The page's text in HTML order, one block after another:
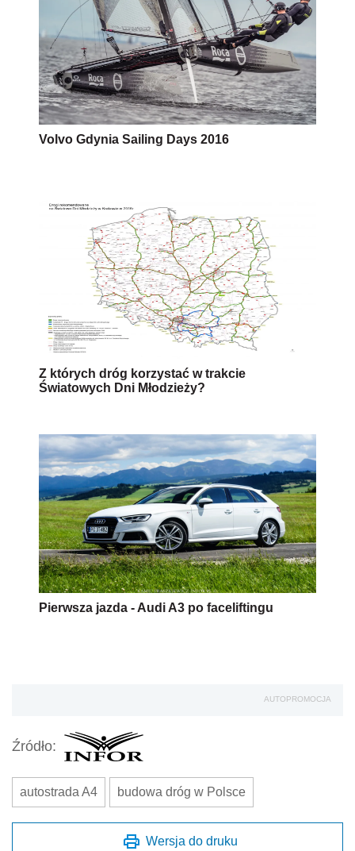
Volvo Gdynia Sailing Days 2016
Z których dróg korzystać w trakcie
Światowych Dni Młodzieży?
Pierwsza jazda - Audi A3 po faceliftingu
AUTOPROMOCJA
Źródło:
autostrada A4 budowa dróg w Polsce
Wersja do druku